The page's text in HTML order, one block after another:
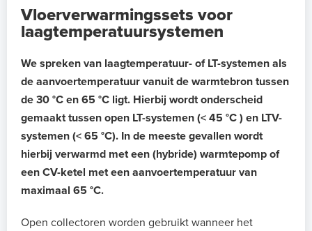
Vloerverwarmingssets voor
laagtemperatuursystemen
We spreken van laagtemperatuur- of LT-systemen als
de aanvoertemperatuur vanuit de warmtebron tussen
de 30 °C en 65 °C ligt. Hierbij wordt onderscheid
gemaakt tussen open LT-systemen (< 45 °C ) en LTV-
systemen (< 65 °C). In de meeste gevallen wordt
hierbij verwarmd met een (hybride) warmtepomp of
een CV-ketel met een aanvoertemperatuur van
maximaal 65 °C.
Open collectoren worden gebruikt wanneer het